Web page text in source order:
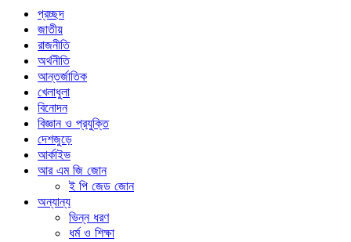
প্রচ্ছদ
জাতীয়
রাজনীতি
অর্থনীতি
আন্তর্জাতিক
খেলাধুলা
বিনোদন
বিজ্ঞান ও প্রযুক্তি
দেশজুড়ে
আর্কাইভ
আর এম জি জোন
ই পি জেড জোন
অন্যান্য
ভিন্ন ধরণ
ধর্ম ও শিক্ষা